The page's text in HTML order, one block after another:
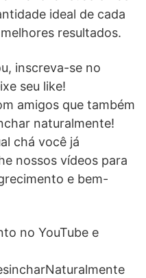
ideal de cada
resultados.
inscreva-se no
seu like!
amigos que também
naturalmente!
chá você já
nossos vídeos para
e bem-
no YouTube e